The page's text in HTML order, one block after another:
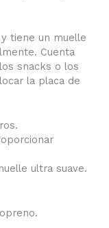
tiene un muelle
Cuenta
snacks o los
la placa de
ultra suave.